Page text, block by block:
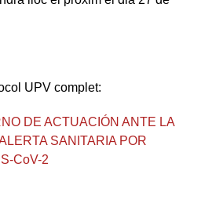
UPV complet:
DE ACTUACIÓN ANTE LA
SANITARIA POR
CoV-2